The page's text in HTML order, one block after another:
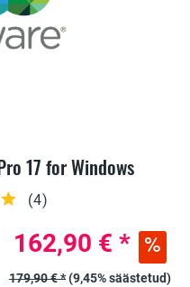
17 for Windows
(4)
162,90 € *
179,90 € *(9,45% säästetud)